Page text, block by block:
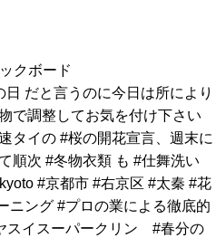
クボード
だと言うのに今日は所により
で調整してお気を付け下さい
タイの #桜の開花宣言、週末に
順次 #冬物衣類 も #仕舞洗い
#京都市 #右京区 #太秦 #花
ニング #プロの業による徹底的
スイスーパークリン #春分の